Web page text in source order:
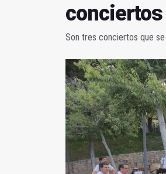
Son tres conciertos que